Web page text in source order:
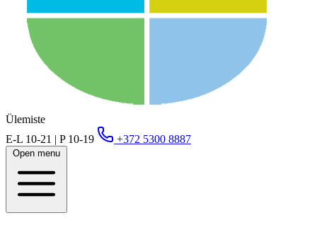
Ülemiste
E-L 10-21 | P 10-19
+372 5300 8887
Open menu